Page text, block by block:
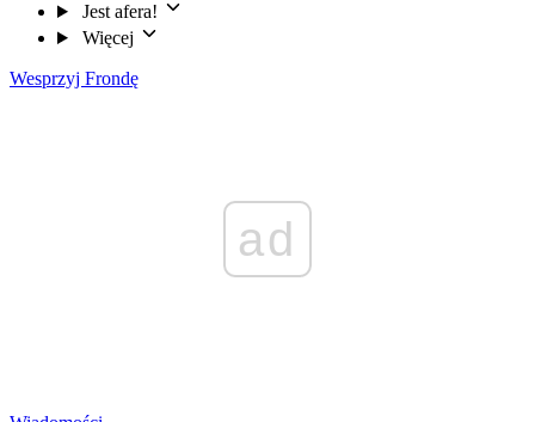
Jest afera!
Więcej
Wesprzyj Frondę
ad